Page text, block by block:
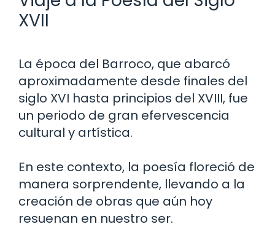
XVII
La época del Barroco, que abarcó
aproximadamente desde finales del
siglo XVI hasta principios del XVIII, fue
un periodo de gran efervescencia
cultural y artística.
En este contexto, la poesía floreció de
manera sorprendente, llevando a la
creación de obras que aún hoy
resuenan en nuestro ser.